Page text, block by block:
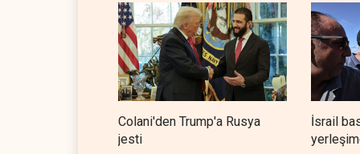
Colani'den Trump'a Rusya
jesti
İsrail